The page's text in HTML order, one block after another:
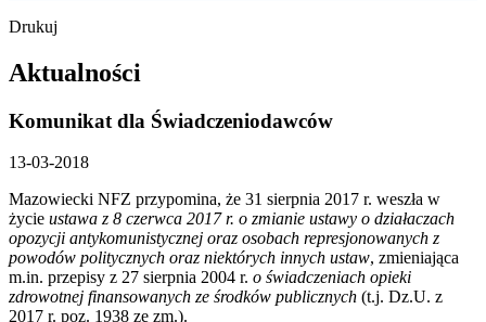
Drukuj
Aktualności
Komunikat dla Świadczeniodawców
13-03-2018
Mazowiecki NFZ przypomina, że 31 sierpnia 2017 r. weszła w
życie ustawa z 8 czerwca 2017 r. o zmianie ustawy o działaczach
opozycji antykomunistycznej oraz osobach represjonowanych z
powodów politycznych oraz niektórych innych ustaw, zmieniająca
m.in. przepisy z 27 sierpnia 2004 r. o świadczeniach opieki
zdrowotnej finansowanych ze środków publicznych (t.j. Dz.U. z
2017 r. poz. 1938 ze zm.).